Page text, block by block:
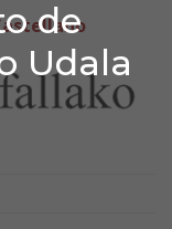
de
Udala
de